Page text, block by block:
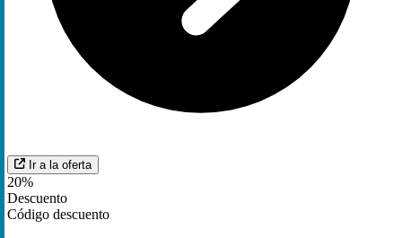
Ir a la oferta
20%
Descuento
Código descuento